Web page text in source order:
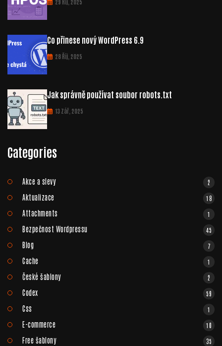
Co přinese nový WordPress 6.9
28 Říj, 2025
Jak správně používat soubor robots.txt
13 Zář, 2025
Categories
Akce a slevy 2
Aktualizace 18
Attachments 1
Bezpečnost Wordpressu 45
Blog 7
Cache 1
České šablony 2
Codex 59
Css 1
E-commerce 10
Free šablony 35